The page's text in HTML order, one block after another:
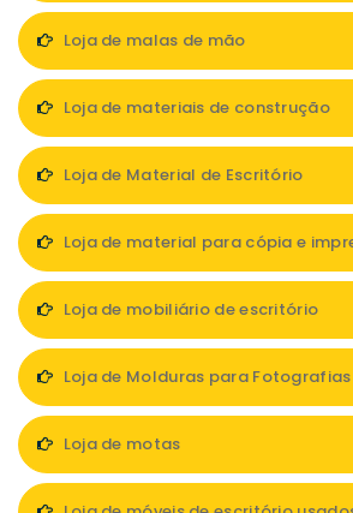
Loja de malas de mão
Loja de materiais de construção
Loja de Material de Escritório
Loja de material para cópia e
Loja de mobiliário de escritório
Loja de Molduras para Fotografias
Loja de motas